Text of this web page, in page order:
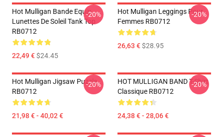
Hot Mulligan Bande Equip
Lunettes De Soleil Tank Top
RB0712
22,49 €$24.45
-20%
Hot Mulligan Leggings Pour
Femmes RB0712
26,63 €$28.95
-20%
Hot Mulligan Jigsaw Puzzle
RB0712
21,98 € - 40,02 €
-20%
HOT MULLIGAN BAND T-Shirt
Classique RB0712
24,38 € - 28,06 €
-20%